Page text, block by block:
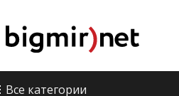
Все категории